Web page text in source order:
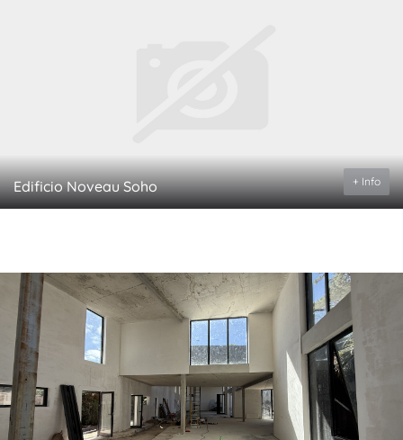
Edificio Noveau Soho + Info